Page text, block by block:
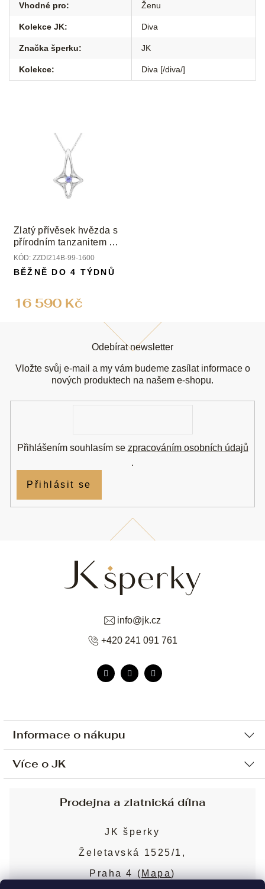
Vhodné pro: Ženu
Kolekce JK: Diva
Značka šperku: JK
Kolekce: Diva [/diva/]
Zlatý přívěsek hvězda s
přírodním tanzanitem a
diamanty
KÓD: ZZDI214B-99-1600
16 590 Kč
BĚŽNĚ DO 4 TÝDNŮ
Informace o nákupu
Ochrana osobních údajů
Sjednání osobní schůzky
Obchodní podmínky
Puncovní značky
Více o JK
Blog
info@jk.cz
+420 241 091 761
Odebírat newsletter
Vložte svůj e-mail a my vám budeme zasílat informace o
nových produktech na našem e-shopu.
Přihlášením souhlasím se zpracováním osobních údajů
.
Přihlásit se
Prodejna a zlatnická dílna
JK šperky
Želetavská 1525/1,
Praha 4 (Mapa)